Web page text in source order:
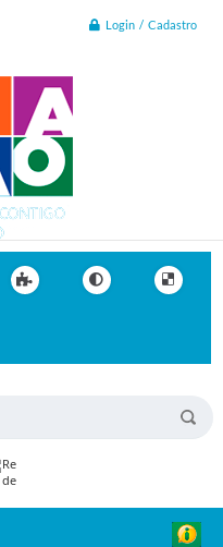
Login / Cadastro